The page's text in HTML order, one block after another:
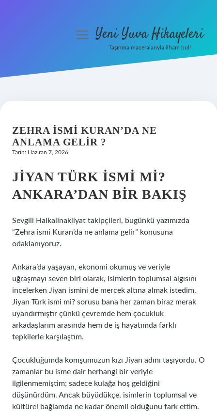
Hakkımızda
menüyüYeni Yuva Hikayeleri
Taşınma maceralarıyla ilham bul!
ZEHRA ISMI KURAN’DA NE
ANLAMA GELIR ?
Tarih: Haziran 7, 2026
JIYAN TÜRK İSMI MI?
ANKARA’DAN BIR BAKIŞ
Sevgili Halkalinakliyat takipçileri, bugünkü yazımızda
“Zehra ismi Kuran’da ne anlama gelir” konusuna
odaklanıyoruz.
Ankara’da yaşayan, ekonomi okumuş ve veriyle
uğraşmayı seven biri olarak, isimlerin toplumsal algısını
incelerken Jiyan ismini de mercek altına almak istedim.
Jiyan Türk ismi mi? sorusu bana her zaman biraz merak
uyandırmıştır çünkü çevremde hem çocukluk
arkadaşlarım arasında hem de iş hayatımda farklı
tepkilerle karşılaştım.
Çocukluğumda komşumuzun kızı Jiyan adını taşıyordu. O
zamanlar bu isme dair herhangi bir veriyle
ilgilenmemiştim; sadece kulağa hoş geldiğini
düşünürdüm. Ancak büyüdükçe, isimlerin toplumsal ve
kültürel bağlamda ne kadar önemli olduğunu fark ettim.